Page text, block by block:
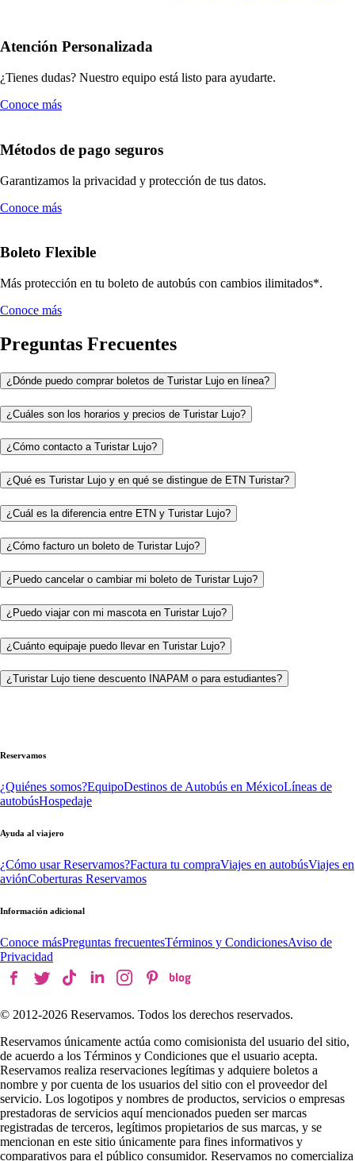
Atención Personalizada
¿Tienes dudas? Nuestro equipo está listo para ayudarte.
Conoce más
Métodos de pago seguros
Garantizamos la privacidad y protección de tus datos.
Conoce más
Boleto Flexible
Más protección en tu boleto de autobús con cambios ilimitados*.
Conoce más
Preguntas Frecuentes
¿Dónde puedo comprar boletos de Turistar Lujo en línea?
¿Cuáles son los horarios y precios de Turistar Lujo?
¿Cómo contacto a Turistar Lujo?
¿Qué es Turistar Lujo y en qué se distingue de ETN Turistar?
¿Cuál es la diferencia entre ETN y Turistar Lujo?
¿Cómo facturo un boleto de Turistar Lujo?
¿Puedo cancelar o cambiar mi boleto de Turistar Lujo?
¿Puedo viajar con mi mascota en Turistar Lujo?
¿Cuánto equipaje puedo llevar en Turistar Lujo?
¿Turistar Lujo tiene descuento INAPAM o para estudiantes?
Reservamos
¿Quiénes somos?EquipoDestinos de Autobús en MéxicoLíneas de
autobúsHospedaje
Ayuda al viajero
¿Cómo usar Reservamos?Factura tu compraViajes en autobúsViajes en
aviónCoberturas Reservamos
Información adicional
Conoce másPreguntas frecuentesTérminos y CondicionesAviso de
Privacidad
© 2012-2026 Reservamos. Todos los derechos reservados.
Reservamos únicamente actúa como comisionista del usuario del sitio,
de acuerdo a los Términos y Condiciones que el usuario acepta.
Reservamos realiza reservaciones legítimas y adquiere boletos a
nombre y por cuenta de los usuarios del sitio con el proveedor del
servicio. Los logotipos y nombres de productos, servicios o empresas
prestadoras de servicios aquí mencionados pueden ser marcas
registradas de terceros, legítimos propietarios de sus marcas, y se
mencionan en este sitio únicamente para fines informativos y
comparativos para el público consumidor. Reservamos no comercializa